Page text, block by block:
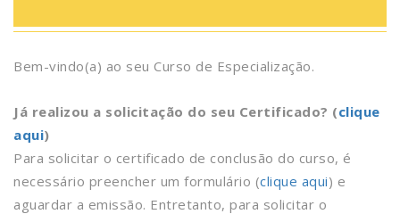
Bem-vindo(a) ao seu Curso de Especialização.
Já realizou a solicitação do seu Certificado? (clique
aqui)
Para solicitar o certificado de conclusão do curso, é
necessário preencher um formulário (clique aqui) e
aguardar a emissão. Entretanto, para solicitar o